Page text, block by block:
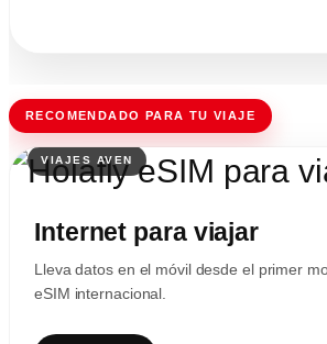
RECOMENDADO PARA TU VIAJE
Internet para viajar
Lleva datos en el móvil desde el primer
eSIM internacional.